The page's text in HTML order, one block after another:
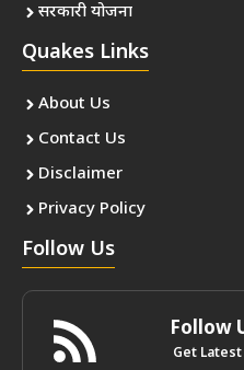
सरकारी योजना
Quakes Links
About Us
Contact Us
Disclaimer
Privacy Policy
Follow Us
Follow
Get